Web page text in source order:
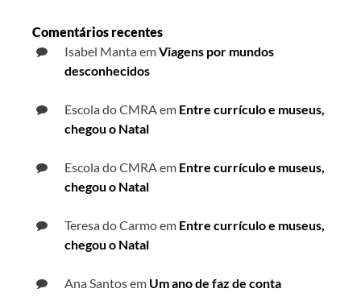
Comentários recentes
Isabel MantaemViagens por mundos
desconhecidos
Escola do CMRA em Entre currículo e museus,
chegou o Natal
Escola do CMRA em Entre currículo e museus,
chegou o Natal
Teresa do Carmoem Entre currículo e museus,
chegou o Natal
Ana Santosem Um ano de faz de conta